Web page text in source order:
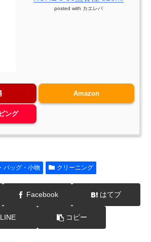
posted with カエレバ
Amazon
ング
バッグ・小物 クリーニング
Facebook はてブ
LINE コピー